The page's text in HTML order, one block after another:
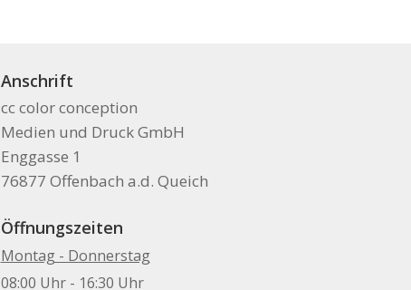
Anschrift
cc color conception
Medien und Druck GmbH
Enggasse 1
76877 Offenbach a.d. Queich
Öffnungszeiten
Montag - Donnerstag
08:00 Uhr - 16:30 Uhr